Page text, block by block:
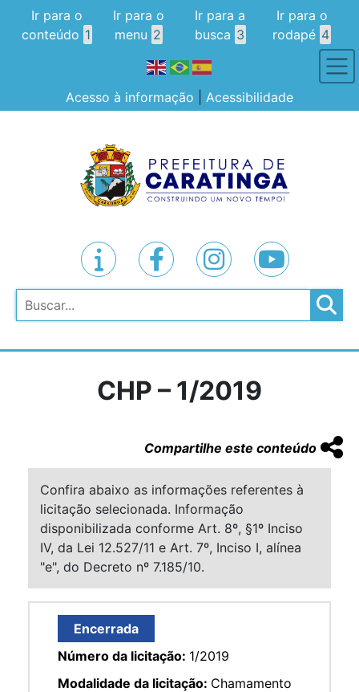
Ir para o
conteúdo 1
Ir para o
menu 2
Ir para a
busca 3
Ir para o
rodapé 4
Acesso à informação Acessibilidade
Pesquisar
CHP – 1/2019
Compartilhe este conteúdo
Confira abaixo as informações referentes à
licitação selecionada. Informação
disponibilizada conforme Art. 8º, §1º Inciso
IV, da Lei 12.527/11 e Art. 7º, Inciso I, alínea
"e", do Decreto nº 7.185/10.
Encerrada
Número da licitação: 1/2019
Modalidade da licitação: Chamamento